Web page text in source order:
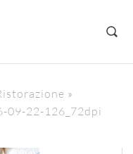
»
09-22-126_72dpi